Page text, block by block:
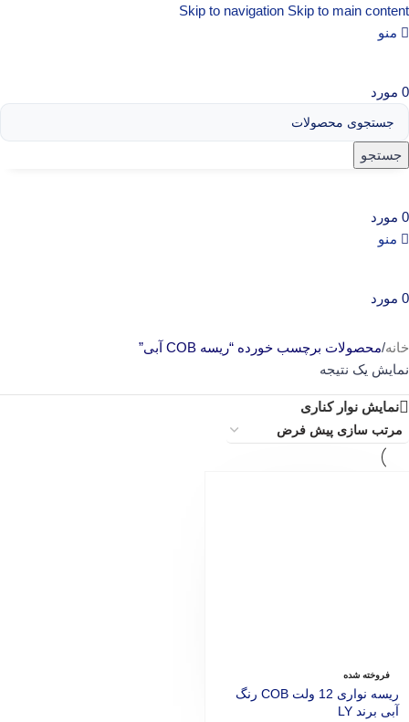
Skip to navigation Skip to main content
منو
0 مورد
جستجو
0 مورد
منو
0 مورد
خانه/محصولات برچسب خورده “ریسه COB آبی”
نمایش یک نتیجه
نمایش نوار کناری
فروخته شده
ریسه نواری 12 ولت COB رنگ
آبی برند LY